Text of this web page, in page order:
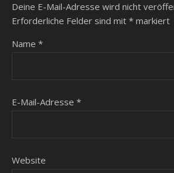
Deine E-Mail-Adresse wird nicht
Erforderliche Felder sind mit * markiert
Name *
E-Mail-Adresse *
Website